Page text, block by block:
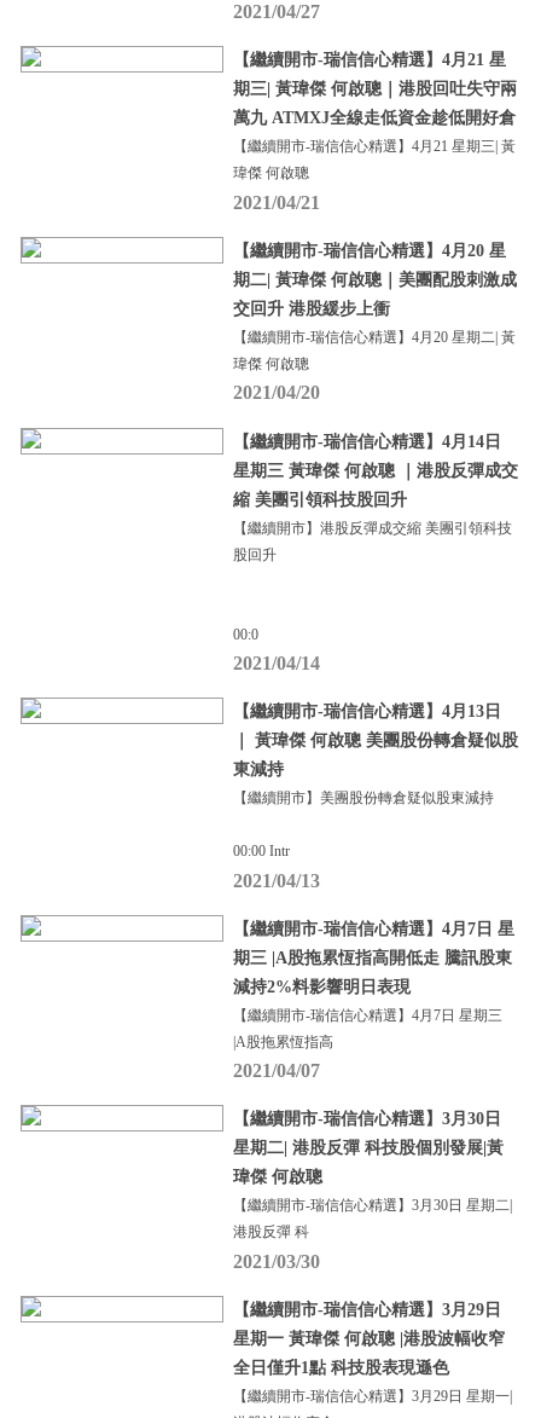
2021/04/27
【繼續開市-瑞信信心精選】4月21 星
期三| 黃瑋傑 何啟聰｜港股回吐失守兩
萬九 ATMXJ全線走低資金趁低開好倉
【繼續開市-瑞信信心精選】4月21 星期三| 黃
瑋傑 何啟聰
2021/04/21
【繼續開市-瑞信信心精選】4月20 星
期二| 黃瑋傑 何啟聰｜美團配股刺激成
交回升 港股緩步上衝
【繼續開市-瑞信信心精選】4月20 星期二| 黃
瑋傑 何啟聰
2021/04/20
【繼續開市-瑞信信心精選】4月14日
星期三 黃瑋傑 何啟聰 ｜港股反彈成交
縮 美團引領科技股回升
【繼續開市】港股反彈成交縮 美團引領科技
股回升
00:0
2021/04/14
【繼續開市-瑞信信心精選】4月13日
｜ 黃瑋傑 何啟聰 美團股份轉倉疑似股
東減持
【繼續開市】美團股份轉倉疑似股東減持
00:00 Intr
2021/04/13
【繼續開市-瑞信信心精選】4月7日 星
期三 |A股拖累恆指高開低走 騰訊股東
減持2%料影響明日表現
【繼續開市-瑞信信心精選】4月7日 星期三
|A股拖累恆指高
2021/04/07
【繼續開市-瑞信信心精選】3月30日
星期二| 港股反彈 科技股個別發展|黃
瑋傑 何啟聰
【繼續開市-瑞信信心精選】3月30日 星期二|
港股反彈 科
2021/03/30
【繼續開市-瑞信信心精選】3月29日
星期一 黃瑋傑 何啟聰 |港股波幅收窄
全日僅升1點 科技股表現遜色
【繼續開市-瑞信信心精選】3月29日 星期一|